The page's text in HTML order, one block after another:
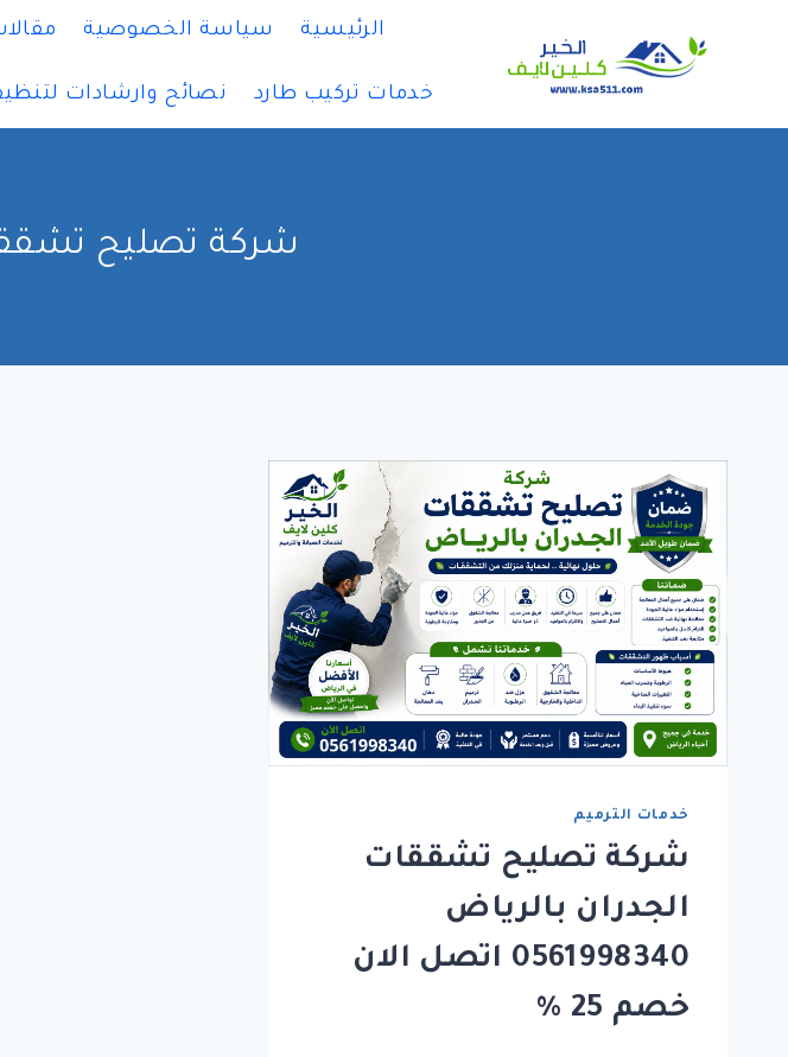
الرئيسية سياسة الخصوصية
خدمات تركيب طارد نصائح وارشادات
شركة تصليح
خدمات الترميم
شركة تصليح تشققات
الجدران بالرياض
0561998340 اتصل الان
خصم 25 %